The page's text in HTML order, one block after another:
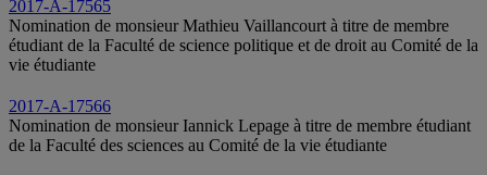
2017-A-17565
Nomination de monsieur Mathieu Vaillancourt à titre de membre
étudiant de la Faculté de science politique et de droit au Comité de la
vie étudiante
2017-A-17566
Nomination de monsieur Iannick Lepage à titre de membre étudiant
de la Faculté des sciences au Comité de la vie étudiante